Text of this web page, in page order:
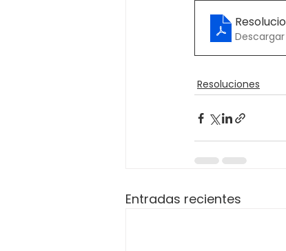
Descargar
Resoluciones
Entradas recientes